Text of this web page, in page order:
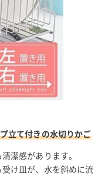
立て付きの水切りかご
潔感があります。
け皿が、水を斜めに流